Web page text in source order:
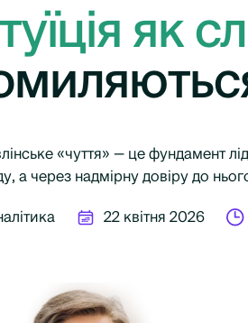
як
«чуття» — це фундамент
а через надмірну довіру до
22 квітня 2026